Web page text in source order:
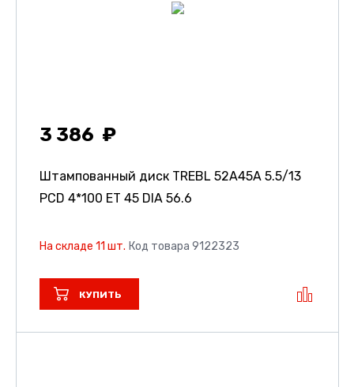
3 386
Штампованный диск TREBL 52A45A 5.5/13
PCD 4*100 ET 45 DIA 56.6
На складе 11 шт. Код товара 9122323
КУПИТЬ